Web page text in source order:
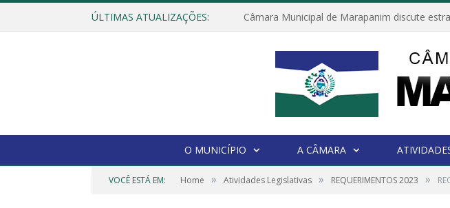
ÚLTIMAS ATUALIZAÇÕES:
O MUNICÍPIO A CÂMARA
VOCÊ ESTÁ EM: Home » Atividades Legislativas » REQUERIMENTOS 2023 »